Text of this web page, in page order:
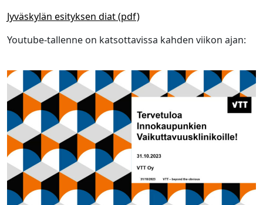
Jyväskylän esityksen diat (pdf)
Youtube-tallenne on katsottavissa kahden viikon ajan: